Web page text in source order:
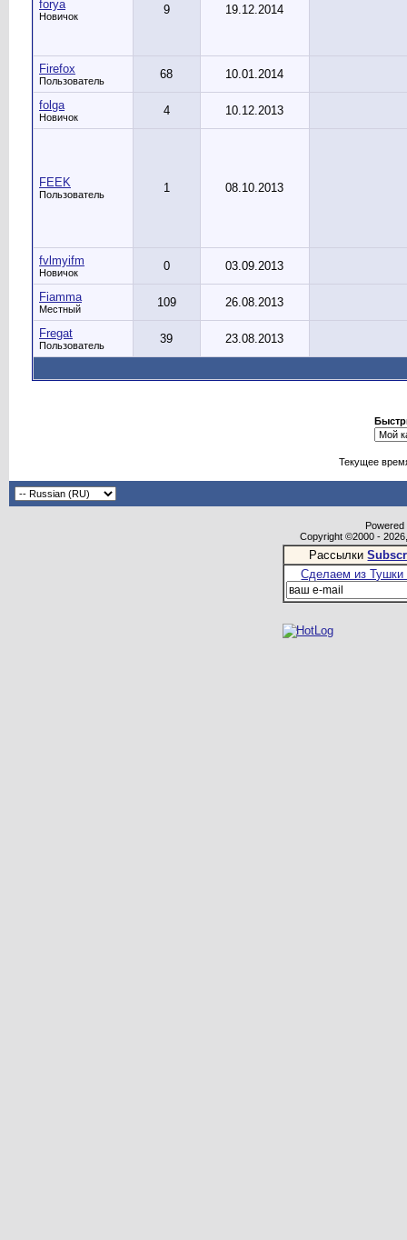
forya
Новичок 9 19.12.2014
Firefox
Пользователь 68 10.01.2014
folga
Новичок 4 10.12.2013
FEEK
Пользователь 1 08.10.2013
fvlmyifm
Новичок 0 03.09.2013
Fiamma
Местный 109 26.08.2013
Fregat
Пользователь 39 23.08.2013
Текущее
Copyright ©2000 -
Рассылки
Сделаем из Тушки